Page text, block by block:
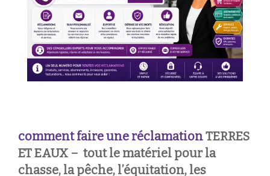
comment faire une réclamationTERRES
ET EAUX – tout le matériel pour la
chasse, la pêche, l’équitation, les